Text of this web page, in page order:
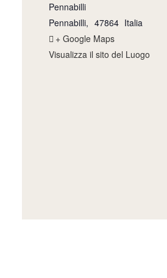
Pennabilli
Pennabilli, 47864 Italia
+ Google Maps
Visualizza il sito del Luogo